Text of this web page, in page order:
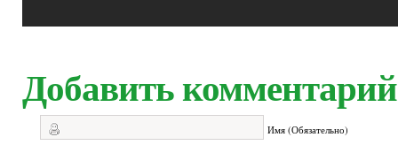
Добавить комментарий
Имя (Обязательно)